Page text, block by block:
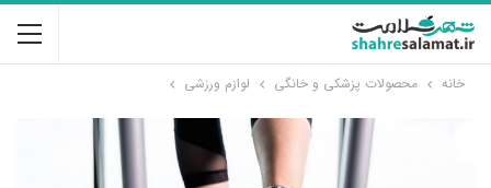
خانه محصولات پزشکی و خانگی لوازم ورزشی